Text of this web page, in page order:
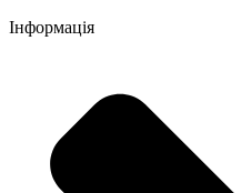
Інформація